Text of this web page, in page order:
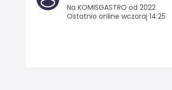
Na KOMISGASTRO od 2022
Ostatnio online wczoraj 14:25